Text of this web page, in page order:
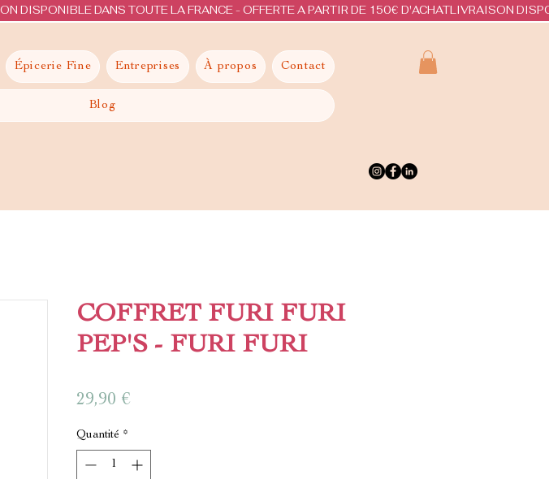
Épicerie Fine Entreprises À propos Contact
Blog
COFFRET FURI FURI
PEP'S - FURI FURI
29,90 €Prix
Quantité *